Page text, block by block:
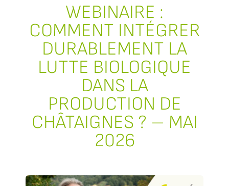
WEBINAIRE :
COMMENT INTÉGRER
DURABLEMENT LA
LUTTE BIOLOGIQUE
DANS LA
PRODUCTION DE
CHÂTAIGNES ? – MAI
2026